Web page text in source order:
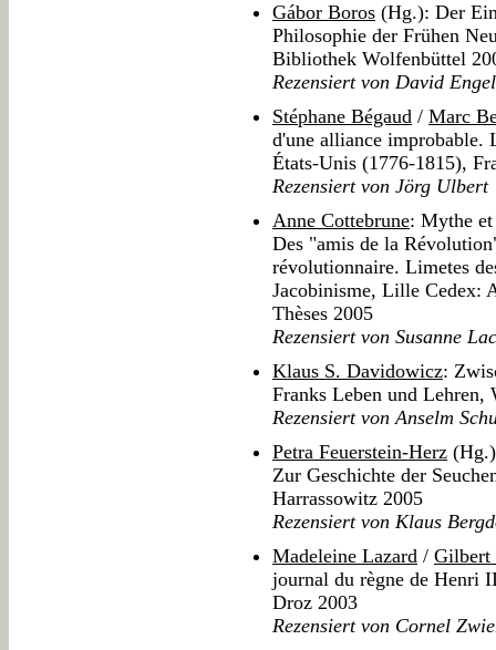
Gábor Boros (Hg.): Der
Philosophie der Frühen
Bibliothek Wolfenbüttel
Rezensiert von David
Stéphane Bégaud / Marc
d'une alliance improbable.
États-Unis (1776-1815),
Rezensiert von Jörg Ulbert
Anne Cottebrune: Mythe
Des "amis de la
révolutionnaire. Limetes
Jacobinisme, Lille Cedex:
Thèses 2005
Rezensiert von Susanne
Klaus S. Davidowicz:
Franks Leben und Lehren,
Rezensiert von Anselm
Petra Feuerstein-Herz
Zur Geschichte der
Harrassowitz 2005
Rezensiert von Klaus
Madeleine Lazard / Gilbert
journal du règne de Henri
Droz 2003
Rezensiert von Cornel